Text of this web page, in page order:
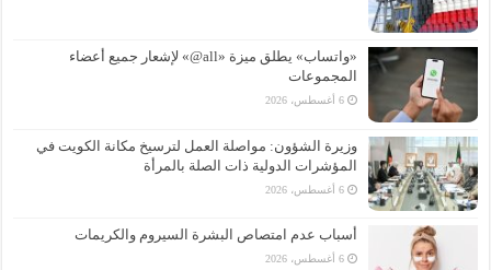
«واتساب» يطلق ميزة «all@» لإشعار جميع أعضاء
المجموعات
6 أغسطس، 2026
وزيرة الشؤون: مواصلة العمل لترسيخ مكانة الكويت في
المؤشرات الدولية ذات الصلة بالمرأة
6 أغسطس، 2026
أسباب عدم امتصاص البشرة السيروم والكريمات
6 أغسطس، 2026